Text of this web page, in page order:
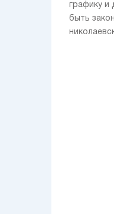
графику и
быть